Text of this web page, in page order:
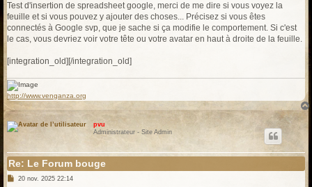
s
s
a
g
Test d'insertion de spreadsheet google, merci de me dire si vous voyez la
feuille et si vous pouvez y ajouter des choses... Précisez si vous êtes
connectés à Google svp, que je sache si ça modifie le comportement. Si c'est
le cas, vous devriez voir votre tête ou votre avatar en haut à droite de la feuille.
[integration_old][/integration_old]
http://www.venganza.org
pvu
Administrateur - Site Admin
Re: Le Forum bouge
M20 nov. 2025 22:14